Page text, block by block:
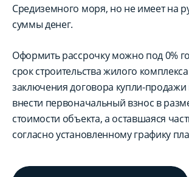
Средиземного моря, но не имеет на
суммы денег.
Оформить рассрочку можно под 0%
срок строительства жилого
заключения договора купли-
внести первоначальный взнос в
стоимости объекта, а оставшаяся
согласно установленному графику